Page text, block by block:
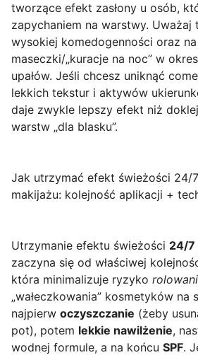
tworzące efekt zasłony u osób,
zapychaniem na warstwy.
wysokiej komedogenności oraz
maseczki/„kuracje na noc” w
upałów. Jeśli chcesz uniknąć
lekkich tekstur i aktywów
daje zwykle lepszy efekt niż
warstw „dla blasku”.
Jak utrzymać efekt świeżości 24/
makijażu: kolejność aplikacji +
Utrzymanie efektu świeżości 24/7
zaczyna się od właściwej
która minimalizuje ryzyko
„wałeczkowania” kosmetyków na
najpierw oczyszczanie (żeby
pot), potem lekkie nawilżenie,
wodnej formule, a na końcu SPF.